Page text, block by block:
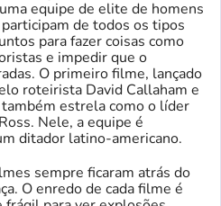
equipe de elite de homens
de todos os tipos
para fazer coisas como
e impedir que o
O primeiro filme, lançado
roteirista David Callaham e
estrela como o líder
Nele, a equipe é
ditador latino-americano.
sempre ficaram atrás do
O enredo de cada filme é